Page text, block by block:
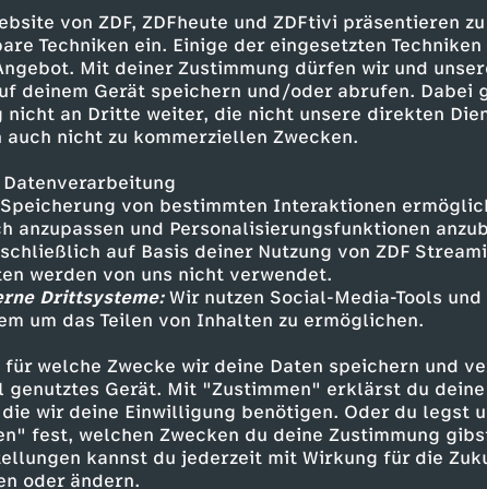
von ZDF, ZDFheute und ZDFtivi präsentieren
Techniken ein. Einige der eingesetzten
Mit deiner Zustimmung dürfen wir und
deinem Gerät speichern und/oder abrufen. Dabei
nicht an Dritte weiter, die nicht unsere direkten
nicht zu kommerziellen Zwecken.
von bestimmten Interaktionen
anzupassen und Personalisierungsfunktionen
auf Basis deiner Nutzung von ZDF
werden von uns nicht verwendet.
Drittsysteme:Wir nutzen Social-Media-Tools
um das Teilen von Inhalten zu ermöglichen.
für welche Zwecke wir deine Daten speichern und
Gerät. Mit "Zustimmen" erklärst du deine
wir deine Einwilligung benötigen. Oder du legst
fest, welchen Zwecken du deine Zustimmung
kannst du jederzeit mit Wirkung für die
oder ändern.
ikonischsten Marken der Welt: Coca-Cola.
berühmte, dunkle Brause in ihrer
kennt die süße Limonade, von der es
mit oder ohne Zucker. Mit Vanille-, Kirsch-
Mit oder ohne Koffein. In der Dose, der
oder klein. Die Menschen scheinen
wie hat es die Coke geschafft, so
sein? Sebastian Lege reist bis nach Mexiko
Maggi war jahrzehntelang nicht aus
mit dem kleinen praktischen Helfer sind
schnell und unkompliziert herzustellen.
seinen festen Platz in der deutschen
dass er auch in vielen anderen Ländern in
Die Geschmacksbombe ist ein
hat eine weltweit beispiellose
global vermarktet. Und hat damit den